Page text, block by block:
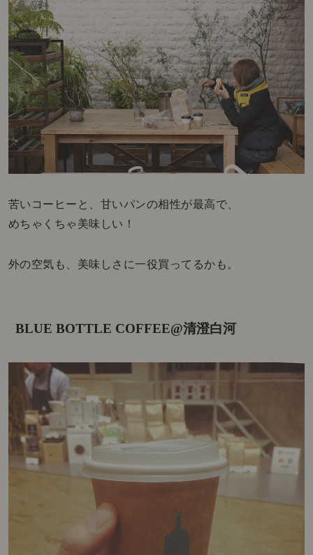
苦いコーヒーと、甘いパンの相性が最高で、
めちゃくちゃ美味しい！
外の空気も、美味しさに一役買ってるかも。
BLUE BOTTLE COFFEE@清澄白河